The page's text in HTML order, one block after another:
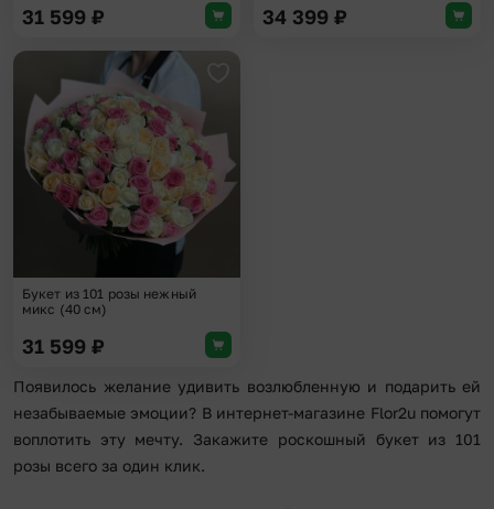
31 599 ₽ 34 399 ₽
Букет из 101 розы нежный
микс (40 см)
31 599 ₽
Появилось желание удивить возлюбленную и подарить ей
незабываемые эмоции? В интернет-магазине Flor2u помогут
воплотить эту мечту. Закажите роскошный букет из 101
розы всего за один клик.